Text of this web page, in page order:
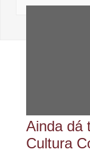
Ainda dá
Cultura